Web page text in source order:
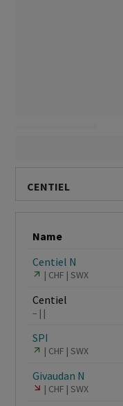
CENTIEL
Name
Centiel N
CHF SWX
Centiel
–
SPI
CHF SWX
Givaudan N
CHF SWX